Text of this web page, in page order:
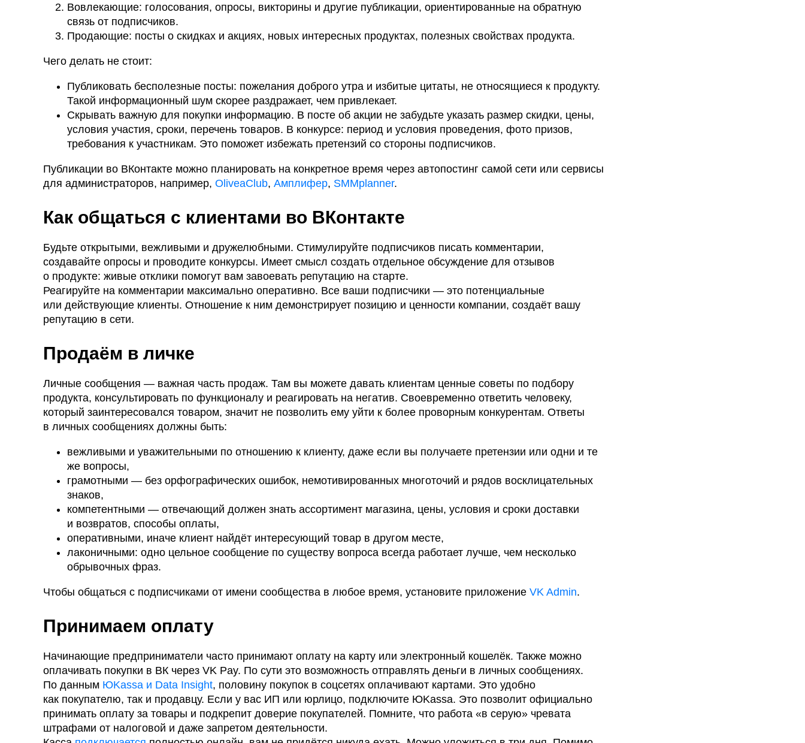
Вовлекающие: голосования, опросы, викторины и другие публикации, ориентированные на обратную
связь от подписчиков.
Продающие: посты о скидках и акциях, новых интересных продуктах, полезных свойствах продукта.
Чего делать не стоит:
Публиковать бесполезные посты: пожелания доброго утра и избитые цитаты, не относящиеся к продукту.
Такой информационный шум скорее раздражает, чем привлекает.
Скрывать важную для покупки информацию. В посте об акции не забудьте указать размер скидки, цены,
условия участия, сроки, перечень товаров. В конкурсе: период и условия проведения, фото призов,
требования к участникам. Это поможет избежать претензий со стороны подписчиков.
Публикации во ВКонтакте можно планировать на конкретное время через автопостинг самой сети или сервисы
для администраторов, например, OliveaClub, Амплифер, SMMplanner.
Как общаться с клиентами во ВКонтакте
Будьте открытыми, вежливыми и дружелюбными. Стимулируйте подписчиков писать комментарии,
создавайте опросы и проводите конкурсы. Имеет смысл создать отдельное обсуждение для отзывов
о продукте: живые отклики помогут вам завоевать репутацию на старте.
Реагируйте на комментарии максимально оперативно. Все ваши подписчики — это потенциальные
или действующие клиенты. Отношение к ним демонстрирует позицию и ценности компании, создаёт вашу
репутацию в сети.
Продаём в личке
Личные сообщения — важная часть продаж. Там вы можете давать клиентам ценные советы по подбору
продукта, консультировать по функционалу и реагировать на негатив. Своевременно ответить человеку,
который заинтересовался товаром, значит не позволить ему уйти к более проворным конкурентам. Ответы
в личных сообщениях должны быть:
вежливыми и уважительными по отношению к клиенту, даже если вы получаете претензии или одни и те
же вопросы,
грамотными — без орфографических ошибок, немотивированных многоточий и рядов восклицательных
знаков,
компетентными — отвечающий должен знать ассортимент магазина, цены, условия и сроки доставки
и возвратов, способы оплаты,
оперативными, иначе клиент найдёт интересующий товар в другом месте,
лаконичными: одно цельное сообщение по существу вопроса всегда работает лучше, чем несколько
обрывочных фраз.
Чтобы общаться с подписчиками от имени сообщества в любое время, установите приложение VK Admin.
Принимаем оплату
Начинающие предприниматели часто принимают оплату на карту или электронный кошелёк. Также можно
оплачивать покупки в ВК через VK Pay. По сути это возможность отправлять деньги в личных сообщениях.
По данным ЮKassa и Data Insight, половину покупок в соцсетях оплачивают картами. Это удобно
как покупателю, так и продавцу. Если у вас ИП или юрлицо, подключите ЮKassa. Это позволит официально
принимать оплату за товары и подкрепит доверие покупателей. Помните, что работа «в серую» чревата
штрафами от налоговой и даже запретом деятельности.